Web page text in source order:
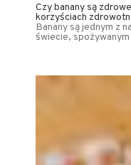
Czy banany są
korzyściach
Banany są jednym z
świecie,